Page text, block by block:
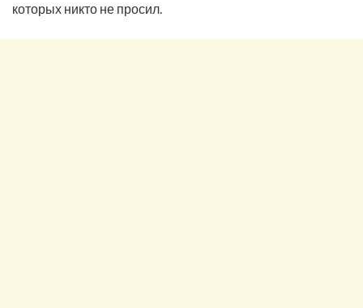
которых никто не просил.